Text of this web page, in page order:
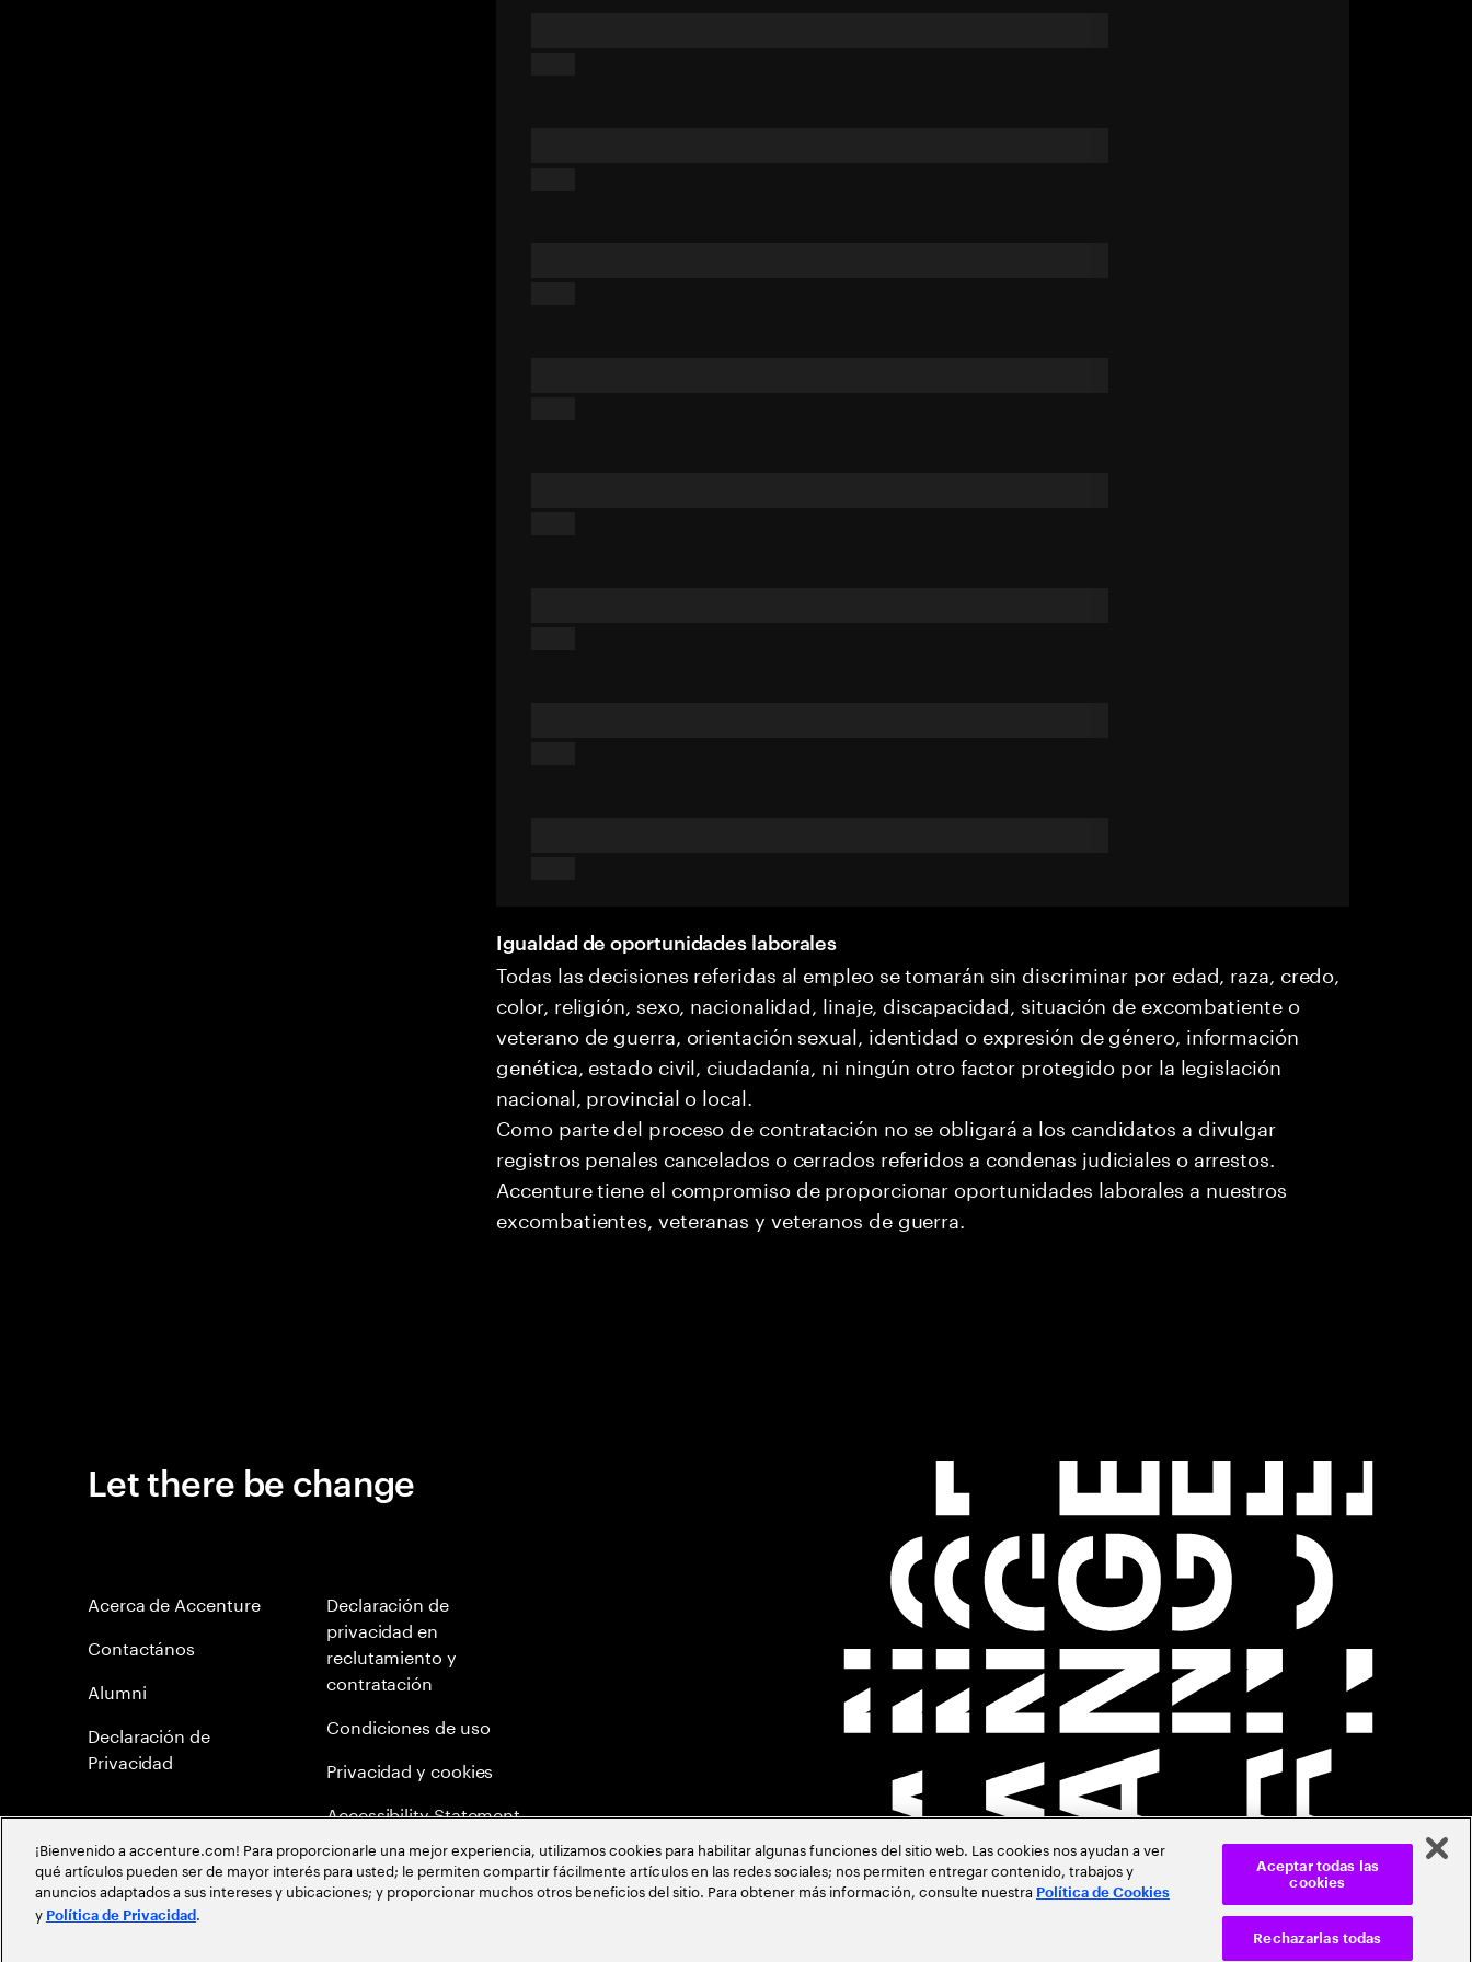
Igualdad de oportunidades laborales
Todas las decisiones referidas al empleo se tomarán sin discriminar por edad, raza, credo,
color, religión, sexo, nacionalidad, linaje, discapacidad, situación de excombatiente o
veterano de guerra, orientación sexual, identidad o expresión de género, información
genética, estado civil, ciudadanía, ni ningún otro factor protegido por la legislación
nacional, provincial o local.
Como parte del proceso de contratación no se obligará a los candidatos a divulgar
registros penales cancelados o cerrados referidos a condenas judiciales o arrestos.
Accenture tiene el compromiso de proporcionar oportunidades laborales a nuestros
excombatientes, veteranas y veteranos de guerra.
Let there be change
Acerca de Accenture
Contactános
Alumni
Declaración de
Privacidad
Declaración de
privacidad en
reclutamiento y
contratación
Condiciones de uso
Privacidad y cookies
Accessibility Statement
Mapa del Sitio
Política de meritocracia
¡Bienvenido a accenture.com! Para proporcionarle una mejor experiencia, utilizamos cookies para habilitar algunas funciones del sitio web. Las cookies nos ayudan a ver
qué artículos pueden ser de mayor interés para usted; le permiten compartir fácilmente artículos en las redes sociales; nos permiten entregar contenido, trabajos y
anuncios adaptados a sus intereses y ubicaciones; y proporcionar muchos otros beneficios del sitio. Para obtener más información, consulte nuestra Política de Cookies
y Política de Privacidad .
Rechazarlas todas
Aceptar todas las
cookies